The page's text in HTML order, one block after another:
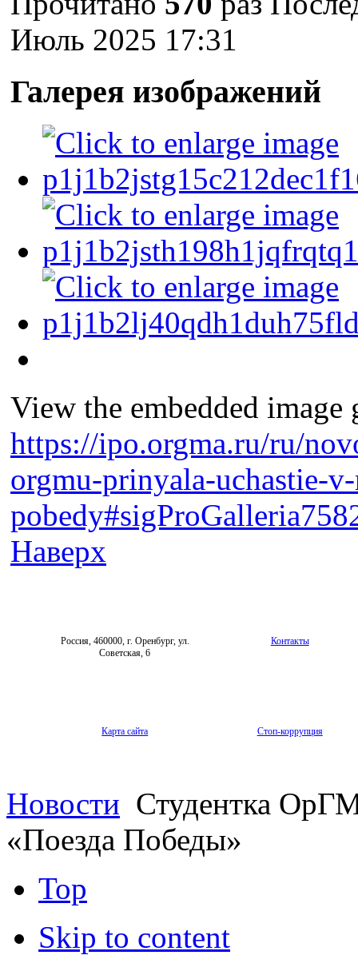
Июль 2025 17:31
Галерея изображений
View the embedded
https://ipo.orgma.ru/ru/
orgmu-prinyala-uchastie-
Наверх
Россия, 460000, г. Оренбург, ул.
Советская, 6
Контакты
Карта сайта Стоп-коррупция
Новости Студентка
«Поезда Победы»
Top
Skip to content